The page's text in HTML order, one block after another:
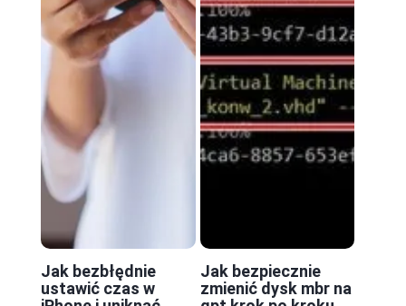
Jak bezbłędnie
ustawić czas w
Jak bezpiecznie
zmienić dysk mbr na